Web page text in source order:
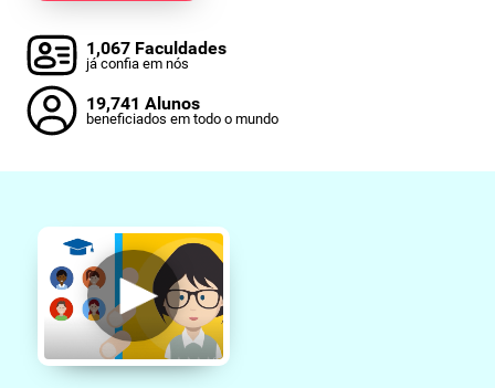
1,067 Faculdades
já confia em nós
19,741 Alunos
beneficiados em todo o mundo